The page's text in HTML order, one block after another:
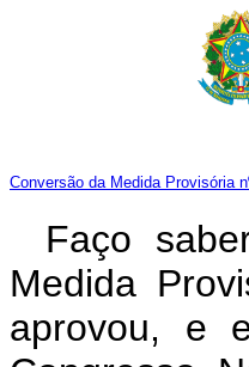
Conversão da Medida Provisória
Faço
Medida
aprovou, e